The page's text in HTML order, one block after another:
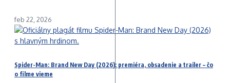
feb 22, 2026
Spider-Man: Brand New Day (2026): premiéra, obsadenie a trailer – čo
o filme vieme